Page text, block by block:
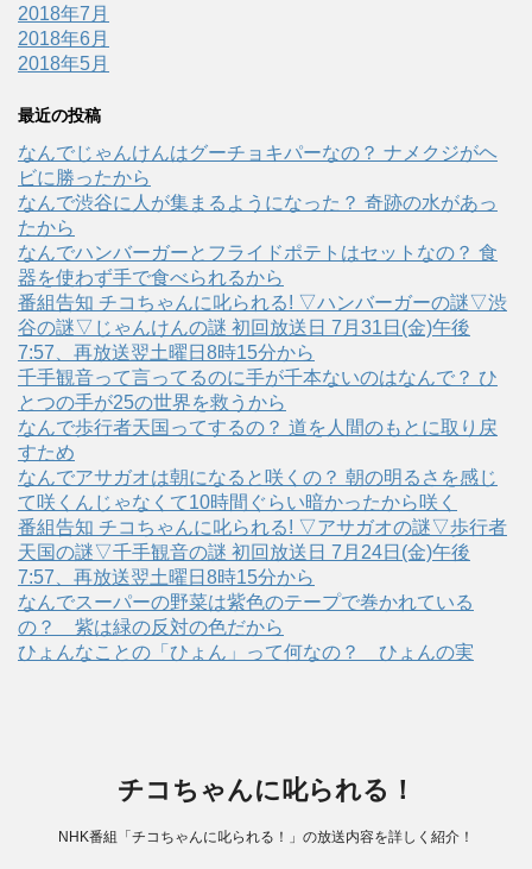
2018年7月
2018年6月
2018年5月
最近の投稿
なんでじゃんけんはグーチョキパーなの？ ナメクジがヘ
ビに勝ったから
なんで渋谷に人が集まるようになった？ 奇跡の水があっ
たから
なんでハンバーガーとフライドポテトはセットなの？ 食
器を使わず手で食べられるから
番組告知 チコちゃんに叱られる! ▽ハンバーガーの謎▽渋
谷の謎▽じゃんけんの謎 初回放送日 7月31日(金)午後
7:57、再放送翌土曜日8時15分から
千手観音って言ってるのに手が千本ないのはなんで？ ひ
とつの手が25の世界を救うから
なんで歩行者天国ってするの？ 道を人間のもとに取り戻
すため
なんでアサガオは朝になると咲くの？ 朝の明るさを感じ
て咲くんじゃなくて10時間ぐらい暗かったから咲く
番組告知 チコちゃんに叱られる! ▽アサガオの謎▽歩行者
天国の謎▽千手観音の謎 初回放送日 7月24日(金)午後
7:57、再放送翌土曜日8時15分から
なんでスーパーの野菜は紫色のテープで巻かれている
の？ 紫は緑の反対の色だから
ひょんなことの「ひょん」って何なの？ ひょんの実
チコちゃんに叱られる！
NHK番組「チコちゃんに叱られる！」の放送内容を詳しく紹介！